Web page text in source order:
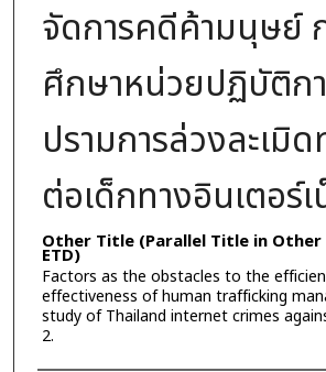
จัดการคดีค้ามนุษย์
ศึกษาหน่วยปฏิบัติก
ปรามการล่วงละเมิ
ต่อเด็กทางอินเตอร์
Other Title (Parallel Title in Other
ETD)
Factors as the obstacles to the
effectiveness of human trafficking
study of Thailand internet crimes
2.